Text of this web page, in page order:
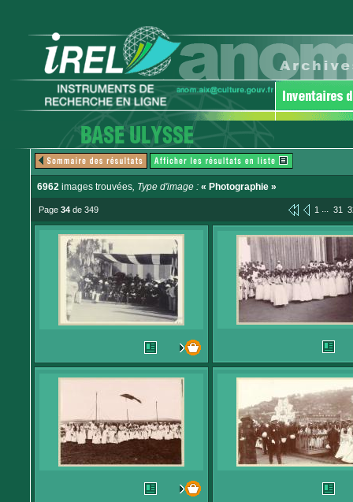
6962 images trouvées, Type d'image : « Photographie »
Page 34 de 349 1 ... 31